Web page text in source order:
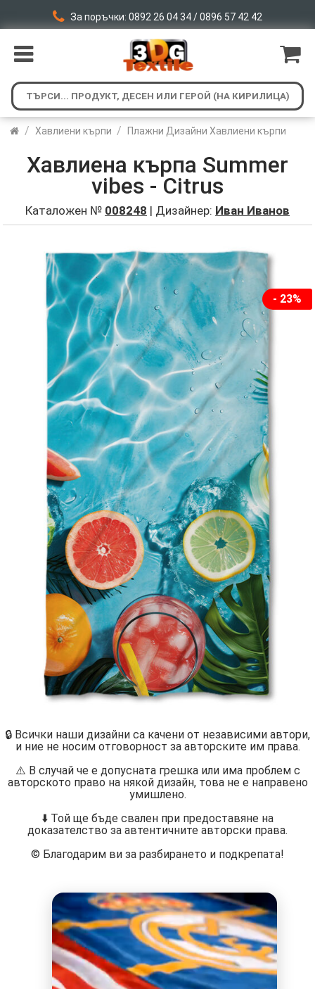
За поръчки: 0892 26 04 34 / 0896 57 42 42
/ Хавлиени кърпи / Плажни Дизайни Хавлиени кърпи
Хавлиена кърпа Summer
vibes - Citrus
Каталожен № 008248 | Дизайнер: Иван Иванов
- 23%
🔒 Всички наши дизайни са качени от независими автори,
и ние не носим отговорност за авторските им права.
⚠️ В случай че е допусната грешка или има проблем с
авторското право на някой дизайн, това не е направено
умишлено.
⬇️ Той ще бъде свален при предоставяне на
доказателство за автентичните авторски права.
©️ Благодарим ви за разбирането и подкрепата!